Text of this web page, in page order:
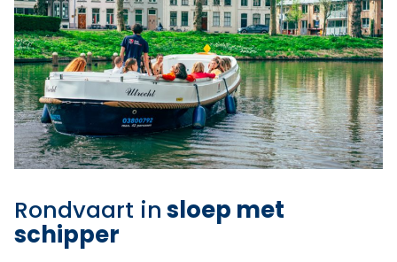
Rondvaart insloep met
schipper